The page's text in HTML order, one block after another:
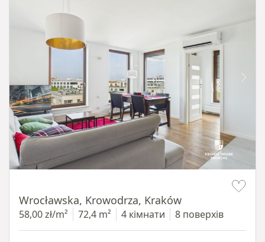
Wrocławska, Krowodrza, Kraków
58,00 zł/m² 72,4 m² 4 кімнати 8 поверхів